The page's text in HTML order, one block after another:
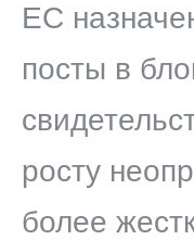
ЕС
посты в
росту
более